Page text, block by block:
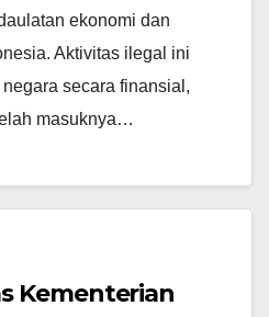
ekonomi dan
Aktivitas ilegal ini
secara finansial,
masuknya…
Kementerian